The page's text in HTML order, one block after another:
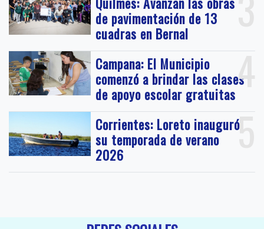
de pavimentación de 13
cuadras en Bernal
4
Campana: El Municipio
comenzó a brindar las clases
de apoyo escolar gratuitas
5
Corrientes: Loreto inauguró
su temporada de verano
2026